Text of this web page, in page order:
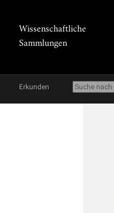
Wissenschaftliche
Sammlungen
Erkunden